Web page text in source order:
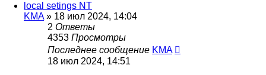
local setings NT
KMA» 18 июл 2024, 14:04
2 Ответы
4353 Просмотры
Последнее сообщение KMA
18 июл 2024, 14:51